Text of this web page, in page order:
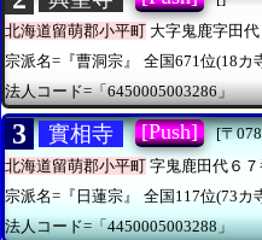
北海道留萌郡小平町 大字鬼鹿字田
宗派名=『曹洞宗』
全国671位(18カ
法人コード=「6450005003286」
3 實相寺 [Push]
[〒
北海道留萌郡小平町 字鬼鹿田代６
宗派名=『日蓮宗』
全国117位(73カ
法人コード=「4450005003288」